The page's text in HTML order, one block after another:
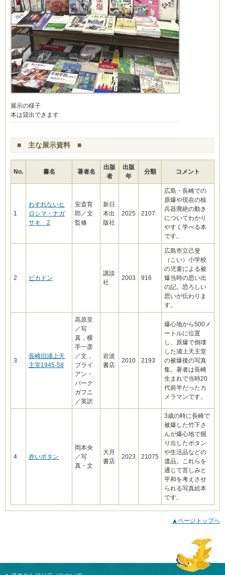
展示の様子
本は貸出できます
■ 主な展示資料 ■
No. 書名 著者名
出版
者
出版
年
分類 コメント
1
わすれないヒ
ロシマ・ナガ
サキ 2
安斎育
郎／文
監修
新日
本出
版社
2025 2107
広島・長崎での
原爆や現在の核
兵器廃絶の動き
についてわかり
やすく学べる本
です。
2 ピカドン
講談
社
2003 916
広島市立己斐
（こい）小学校
の児童による被
爆当時の思い出
の記。恐ろしい
思いが伝わりま
す。
3
長崎旧浦上天
主堂1945-58
高原至
／写
真，横
手一彦
／文，
ブライ
アン・
バーク
ガフニ
／英訳
岩波
書店
2010 2193
爆心地から500メ
ートルに位置
し、原爆で倒壊
した浦上天主堂
の被爆後の写真
集。著者は長崎
生まれで当時20
代前半だったカ
メラマンです。
4 赤いボタン
岡本央
／写
真・文
大月
書店
2023 21075
3歳の時に長崎で
被爆した竹下さ
んが爆心地で掘
り出したボタン
や生活品などの
遺品。これらを
通じて苦しみと
平和を考えさせ
られる写真絵本
です。
▲ページトップへ